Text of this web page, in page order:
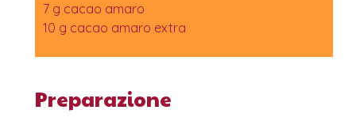
7 g cacao amaro
10 g cacao amaro extra
Preparazione